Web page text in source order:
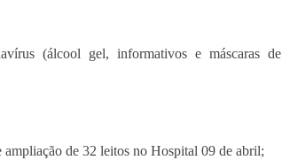
(álcool gel, informativos e máscaras de
de 32 leitos no Hospital 09 de abril;